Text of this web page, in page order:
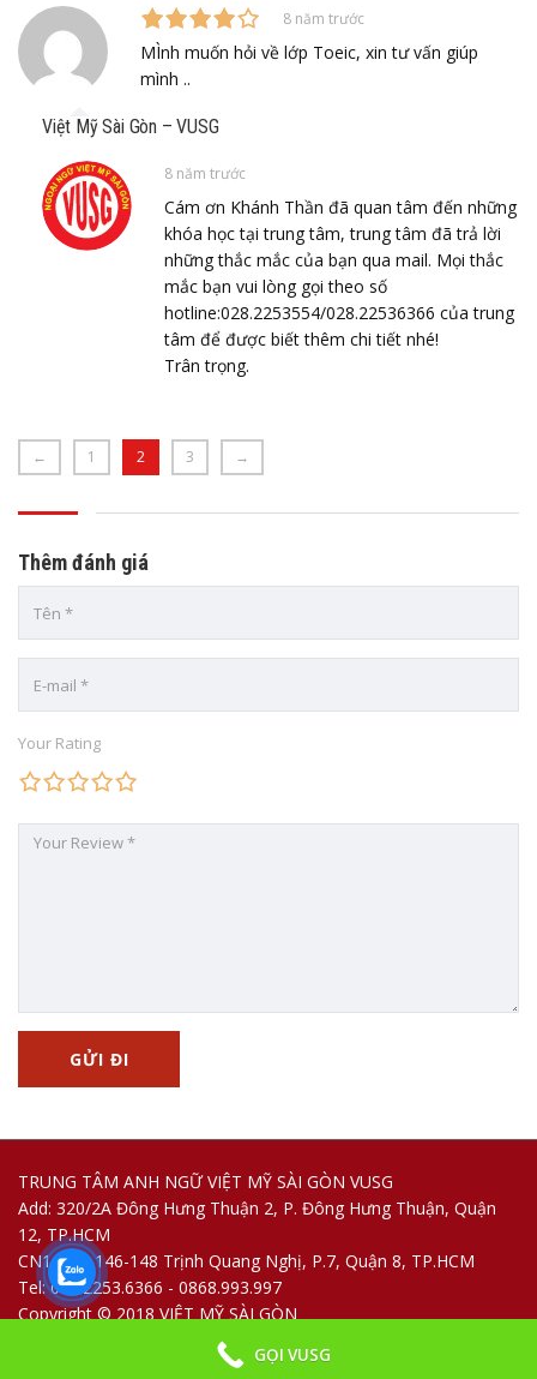
8 năm trước
MÌnh muốn hỏi về lớp Toeic, xin tư vấn giúp
mình ..
Việt Mỹ Sài Gòn – VUSG
8 năm trước
Cám ơn Khánh Thần đã quan tâm đến những
khóa học tại trung tâm, trung tâm đã trả lời
những thắc mắc của bạn qua mail. Mọi thắc
mắc bạn vui lòng gọi theo số
hotline:028.2253554/028.22536366 của trung
tâm để được biết thêm chi tiết nhé!
Trân trọng.
← 1 2 3 →
Thêm đánh giá
Your Rating
TRUNG TÂM ANH NGỮ VIỆT MỸ SÀI GÒN VUSG
Add: 320/2A Đông Hưng Thuận 2, P. Đông Hưng Thuận, Quận
12, TP.HCM
CN1: 144-146-148 Trịnh Quang Nghị, P.7, Quận 8, TP.HCM
Tel: 028.2253.6366 - 0868.993.997
Copyright © 2018 VIỆT MỸ SÀI GÒN
GỌI VUSG